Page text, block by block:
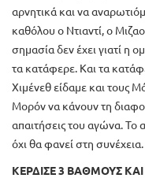
αρνητικά και να
καθόλου ο Ντιαντί, ο
σημασία δεν έχει γιατί η
τα κατάφερε. Και τα
Χιμένεθ είδαμε και τους
Μορόν να κάνουν τη
απαιτήσεις του αγώνα. Το
όχι θα φανεί στη συνέχεια.
ΚΕΡΔΙΣΕ 3 ΒΑΘΜΟΥΣ